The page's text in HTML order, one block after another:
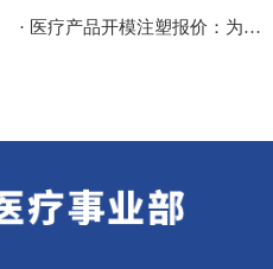
· 医疗产品开模注塑报价：为什么有的快有的慢？谁的价格更准？